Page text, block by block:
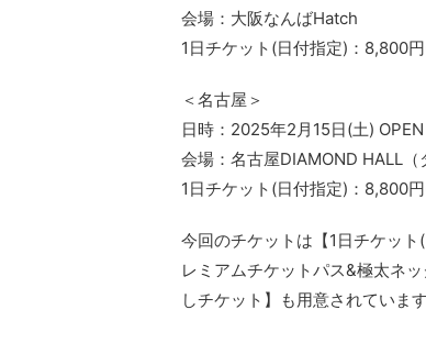
会場：大阪なんばHatch
1日チケット(日付指定)：8,800
＜名古屋＞
日時：2025年2月15日(土)
会場：名古屋DIAMOND HALL（
1日チケット(日付指定)：8,800
今回のチケットは【1日チケッ
レミアムチケットパス&極太ネ
しチケット】も用意されています